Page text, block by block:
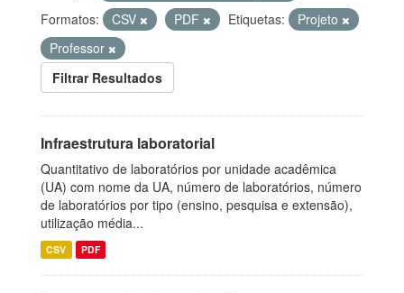
Formatos:
CSV PDF Etiquetas:
Projeto
Professor
Filtrar Resultados
Infraestrutura laboratorial
Quantitativo de laboratórios por unidade acadêmica
(UA) com nome da UA, número de laboratórios, número
de laboratórios por tipo (ensino, pesquisa e extensão),
utilização média...
CSV PDF